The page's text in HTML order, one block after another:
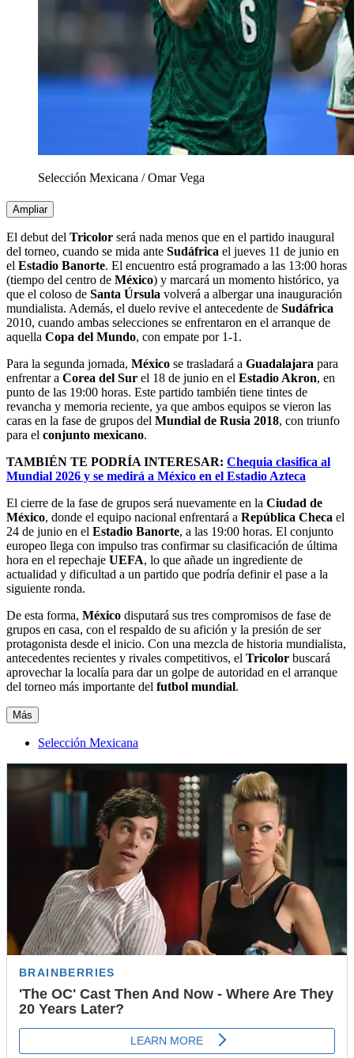
Selección Mexicana /Omar Vega
Ampliar
El debut del Tricolor será nada menos que en el partido inaugural
del torneo, cuando se mida ante Sudáfrica el jueves 11 de junio en
el Estadio Banorte. El encuentro está programado a las 13:00 horas
(tiempo del centro de México) y marcará un momento histórico, ya
que el coloso de Santa Úrsula volverá a albergar una inauguración
mundialista. Además, el duelo revive el antecedente de Sudáfrica
2010, cuando ambas selecciones se enfrentaron en el arranque de
aquella Copa del Mundo, con empate por 1-1.
Para la segunda jornada, México se trasladará a Guadalajara para
enfrentar a Corea del Sur el 18 de junio en el Estadio Akron, en
punto de las 19:00 horas. Este partido también tiene tintes de
revancha y memoria reciente, ya que ambos equipos se vieron las
caras en la fase de grupos del Mundial de Rusia 2018, con triunfo
para el conjunto mexicano.
TAMBIÉN TE PODRÍA INTERESAR: Chequia clasifica al
Mundial 2026 y se medirá a México en el Estadio Azteca
El cierre de la fase de grupos será nuevamente en la Ciudad de
México, donde el equipo nacional enfrentará a República Checa el
24 de junio en el Estadio Banorte, a las 19:00 horas. El conjunto
europeo llega con impulso tras confirmar su clasificación de última
hora en el repechaje UEFA, lo que añade un ingrediente de
actualidad y dificultad a un partido que podría definir el pase a la
siguiente ronda.
De esta forma, México disputará sus tres compromisos de fase de
grupos en casa, con el respaldo de su afición y la presión de ser
protagonista desde el inicio. Con una mezcla de historia mundialista,
antecedentes recientes y rivales competitivos, el Tricolor buscará
aprovechar la localía para dar un golpe de autoridad en el arranque
del torneo más importante del futbol mundial.
Más
Selección Mexicana